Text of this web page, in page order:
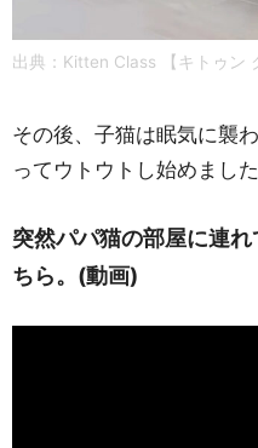
出典：Kitten Class 【キトゥン
その後、子猫は眠気に襲
ってウトウトし始めまし
突然パパ猫の部屋に連
ちら。(動画)